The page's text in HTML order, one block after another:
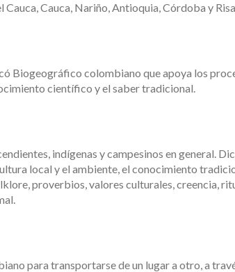
Cauca, Nariño, Antioquia, Córdoba y
Biogeográfico colombiano que apoya los
científico y el saber tradicional.
indígenas y campesinos en general.
local y el ambiente, el conocimiento
proverbios, valores culturales, creencia,
para transportarse de un lugar a otro, a